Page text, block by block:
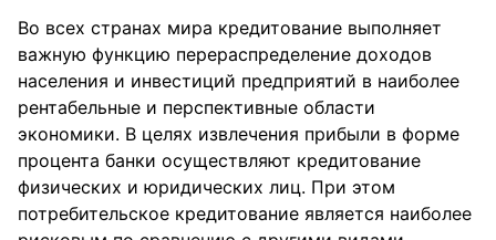
Во всех странах мира кредитование выполняет
важную функцию перераспределение доходов
населения и инвестиций предприятий в наиболее
рентабельные и перспективные области
экономики. В целях извлечения прибыли в форме
процента банки осуществляют кредитование
физических и юридических лиц. При этом
потребительское кредитование является наиболее